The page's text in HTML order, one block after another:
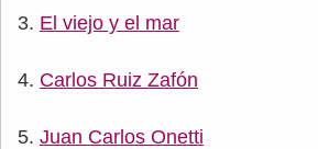
El viejo y el mar
Carlos Ruiz Zafón
Juan Carlos Onetti